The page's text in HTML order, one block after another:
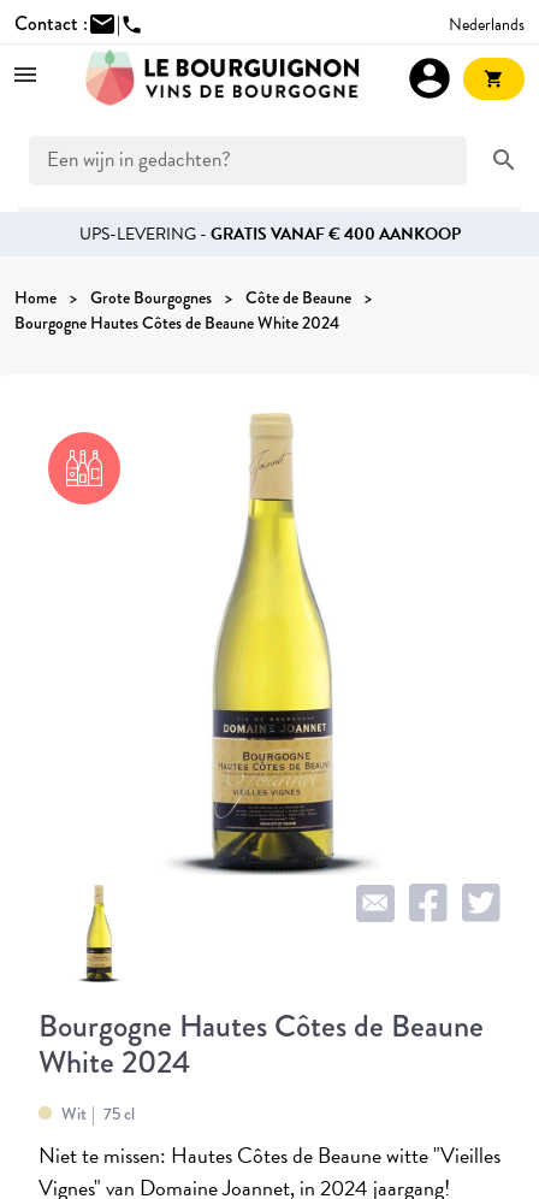
Contact :mail|phone Nederlands
search
account_circle shopping_cart
UPS-LEVERING -GRATIS VANAF € 400 AANKOOP
Home Grote Bourgognes
Côte de Beaune
Bourgogne Hautes Côtes de Beaune White 2024
Bourgogne Hautes Côtes de Beaune
White 2024
Wit 75 cl
Niet te missen: Hautes Côtes de Beaune witte "Vieilles
Vignes" van Domaine Joannet, in 2024 jaargang!